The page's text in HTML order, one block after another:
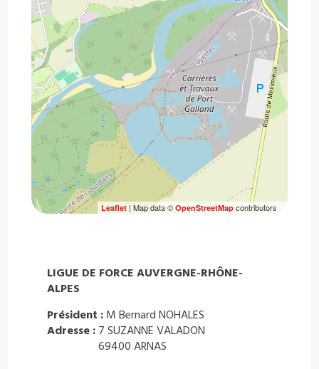
Leaflet| Map data © OpenStreetMapcontributors
LIGUE DE FORCE AUVERGNE-RHÔNE-
ALPES
Président : M Bernard NOHALES
Adresse : 7 SUZANNE VALADON
69400 ARNAS